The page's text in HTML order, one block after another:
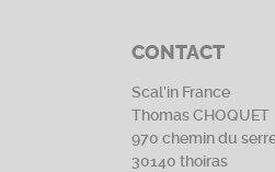
CONTACT
Scal’in France
Thomas CHOQUET
970 chemin du
30140 thoiras